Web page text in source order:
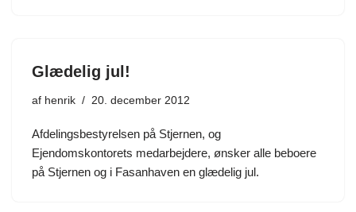
Glædelig jul!
af henrik 20. december 2012
Afdelingsbestyrelsen på Stjernen, og
Ejendomskontorets medarbejdere, ønsker alle beboere
på Stjernen og i Fasanhaven en glædelig jul.